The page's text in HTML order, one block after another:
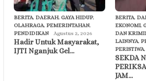
BERITA, DAERAH, GAYA HIDUP,
OLAHRAGA, PEMERINTAHAN,
PENDIDIKAN
Agustus 2, 2026
Hadir Untuk Masyarakat,
IJTI Nganjuk Gel…
BERITA,
EKONOMI,
DAN
LAINNYA,
PERISTIWA,
SEKDA
JAM…